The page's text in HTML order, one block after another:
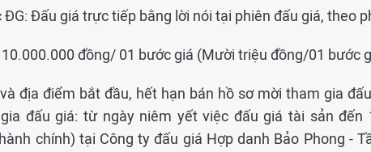
ĐG: Đấu giá trực tiếp bằng lời nói tại phiên đấu giá, theo
10.000.000 đồng/ 01 bước giá (Mười triệu đồng/01 bước
và địa điểm bắt đầu, hết hạn bán hồ sơ mời tham gia
đấu giá: từ ngày niêm yết việc đấu giá tài sản đến
chính) tại Công ty đấu giá Hợp danh Bảo Phong -